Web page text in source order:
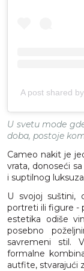
A post shared
U svetu mode
doba, postoje
Cameo nakit je
vrata, donoseći
i suptilnog
U svojoj suštini,
portreti ili figure -
estetika odiše
posebno
savremeni stil.
formalne
autfite, stvarajući